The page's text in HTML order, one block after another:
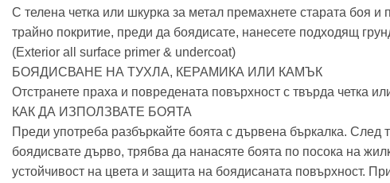
С телена четка или шкурка за метал премахнете старата боя и
трайно покритие, преди да боядисате, нанесете подходящ
(Exterior all surface primer & undercoat)
БОЯДИСВАНЕ НА ТУХЛА, КЕРАМИКА ИЛИ КАМЪК
Отстранете праха и повредената повърхност с твърда четка
КАК ДА ИЗПОЛЗВАТЕ БОЯТА
Преди употреба разбъркайте боята с дървена бъркалка. След
боядисвате дърво, трябва да нанасяте боята по посока на
устойчивост на цвета и защита на боядисаната повърхност.